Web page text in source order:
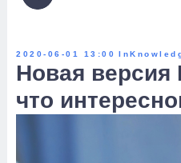
2020-06-01 13:00
Новая версия
что